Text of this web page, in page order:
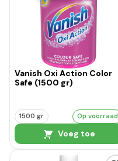
Vanish Oxi Action Color
Safe (1500 gr)
1500 gr Op voorraad
Voeg toe